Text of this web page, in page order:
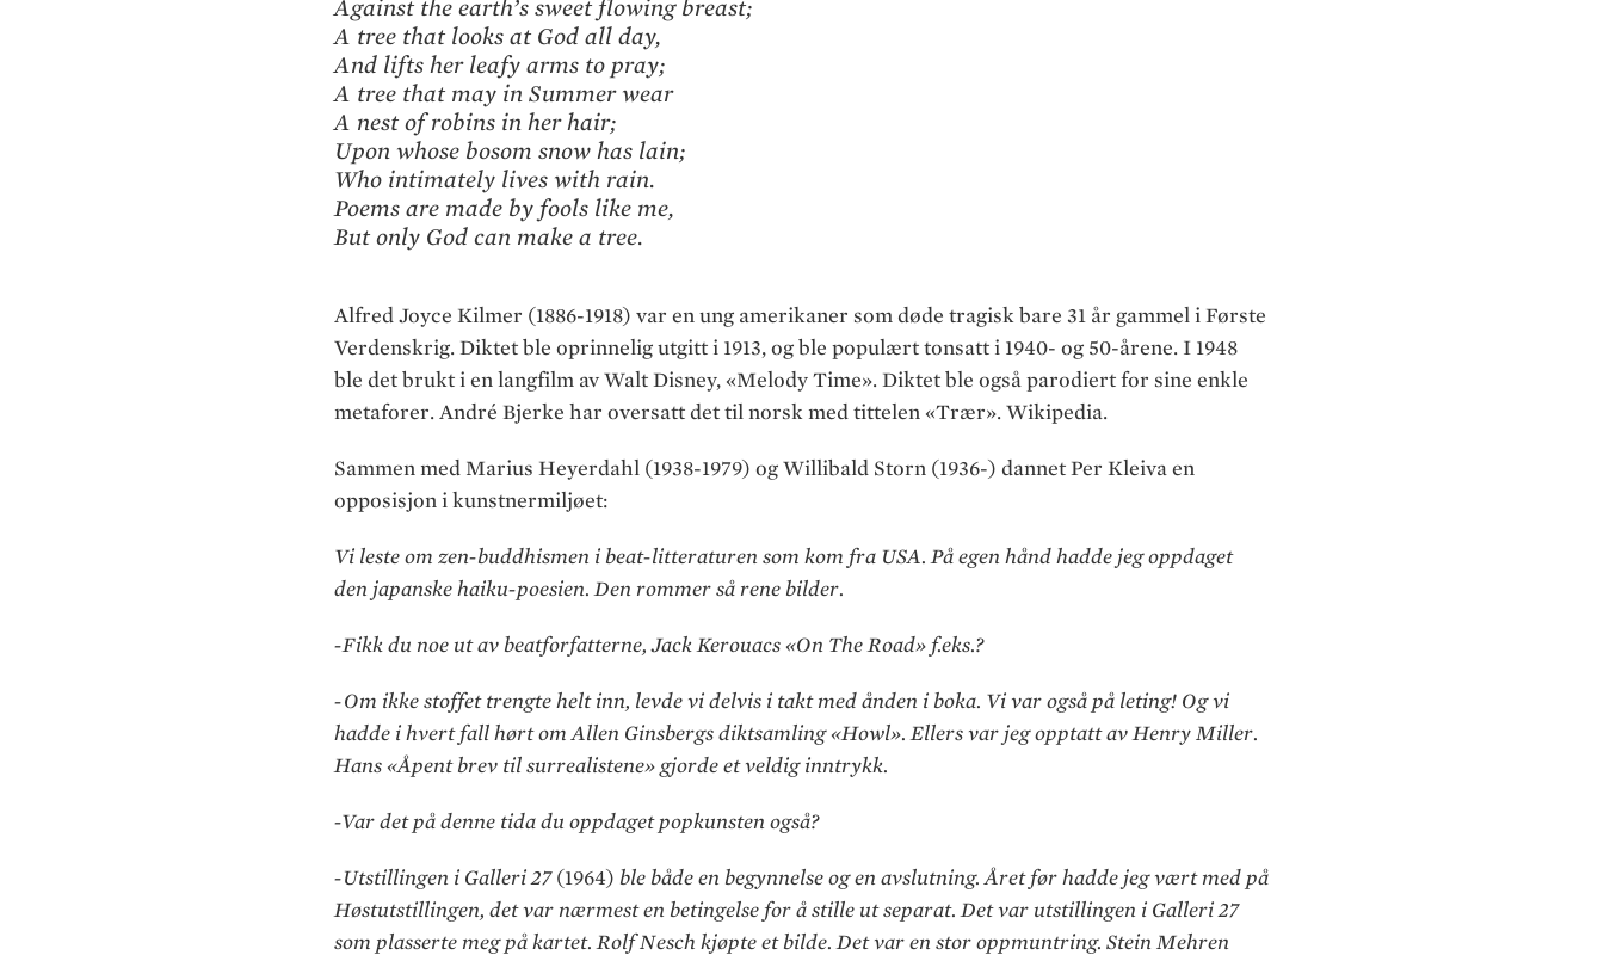
Against the earth’s sweet flowing breast;
A tree that looks at God all day,
And lifts her leafy arms to pray;
A tree that may in Summer wear
A nest of robins in her hair;
Upon whose bosom snow has lain;
Who intimately lives with rain.
Poems are made by fools like me,
But only God can make a tree.
Alfred Joyce Kilmer (1886-1918) var en ung amerikaner som døde tragisk bare 31 år gammel i Første
Verdenskrig. Diktet ble oprinnelig utgitt i 1913, og ble populært tonsatt i 1940- og 50-årene. I 1948
ble det brukt i en langfilm av Walt Disney, «Melody Time». Diktet ble også parodiert for sine enkle
metaforer. André Bjerke har oversatt det til norsk med tittelen «Trær». Wikipedia.
Sammen med Marius Heyerdahl (1938-1979) og Willibald Storn (1936-) dannet Per Kleiva en
opposisjon i kunstnermiljøet:
Vi leste om zen-buddhismen i beat-litteraturen som kom fra USA. På egen hånd hadde jeg oppdaget
den japanske haiku-poesien. Den rommer så rene bilder.
-Fikk du noe ut av beatforfatterne, Jack Kerouacs «On The Road» f.eks.?
-Om ikke stoffet trengte helt inn, levde vi delvis i takt med ånden i boka. Vi var også på leting! Og vi
hadde i hvert fall hørt om Allen Ginsbergs diktsamling «Howl». Ellers var jeg opptatt av Henry Miller.
Hans «Åpent brev til surrealistene» gjorde et veldig inntrykk.
-Var det på denne tida du oppdaget popkunsten også?
-Utstillingen i Galleri 27 (1964) ble både en begynnelse og en avslutning. Året før hadde jeg vært med på
Høstutstillingen, det var nærmest en betingelse for å stille ut separat. Det var utstillingen i Galleri 27
som plasserte meg på kartet. Rolf Nesch kjøpte et bilde. Det var en stor oppmuntring. Stein Mehren